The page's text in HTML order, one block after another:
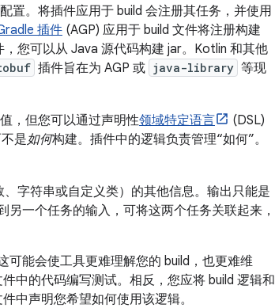
置。将插件应用于 build 会注册其任务，并使用
插件 (AGP) 应用于 build 文件将注册构建
，您可以从 Java 源代码构建 jar。Kotlin 和其他
插件旨在为 AGP 或 java-library 等现
，但您可以通过声明性领域特定语言
(DSL)
是如何构建。插件中的逻辑负责管理“如何”。
字符串或自定义类）的其他信息。输出只能是
一个任务的输入，可将这两个任务关联起来，
可能会使工具更难理解您的 build，也更难维
中的代码编写测试。相反，您应将 build 逻辑和
中声明您希望如何使用该逻辑。